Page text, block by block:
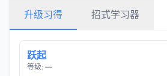
升级习得 招式学习器
跃起
等级: —